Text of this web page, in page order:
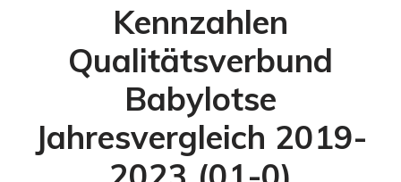
Kennzahlen
Qualitätsverbund
Babylotse
Jahresvergleich 2019-